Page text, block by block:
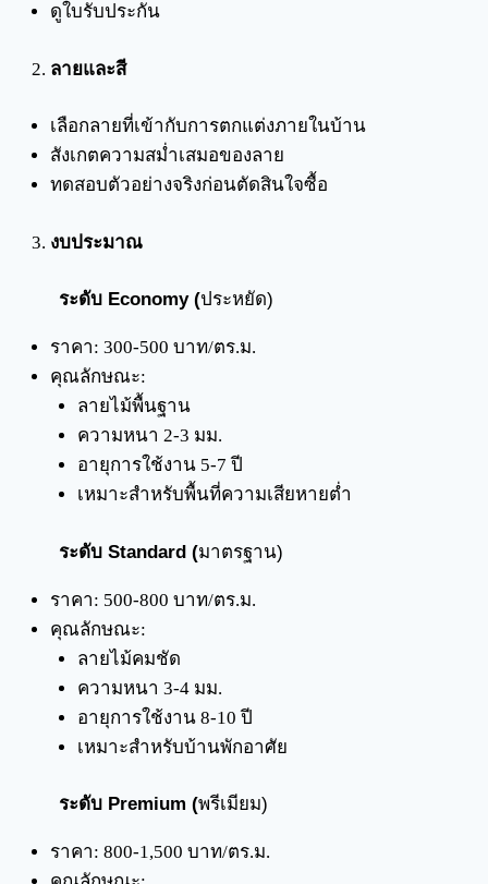
ดูใบรับประกัน
ลายและสี
เลือกลายที่เข้ากับการตกแต่งภายในบ้าน
สังเกตความสม่ำเสมอของลาย
ทดสอบตัวอย่างจริงก่อนตัดสินใจซื้อ
งบประมาณ
ระดับ Economy (ประหยัด)
ราคา: 300-500 บาท/ตร.ม.
คุณลักษณะ:
ลายไม้พื้นฐาน
ความหนา 2-3 มม.
อายุการใช้งาน 5-7 ปี
เหมาะสำหรับพื้นที่ความเสียหายต่ำ
ระดับ Standard (มาตรฐาน)
ราคา: 500-800 บาท/ตร.ม.
คุณลักษณะ:
ลายไม้คมชัด
ความหนา 3-4 มม.
อายุการใช้งาน 8-10 ปี
เหมาะสำหรับบ้านพักอาศัย
ระดับ Premium (พรีเมียม)
ราคา: 800-1,500 บาท/ตร.ม.